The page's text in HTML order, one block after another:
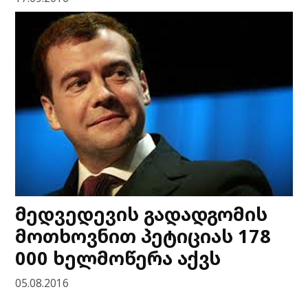
მედვედევის გადადგომის
მოთხოვნით პეტიციას 178
000 ხელმოწერა აქვს
05.08.2016